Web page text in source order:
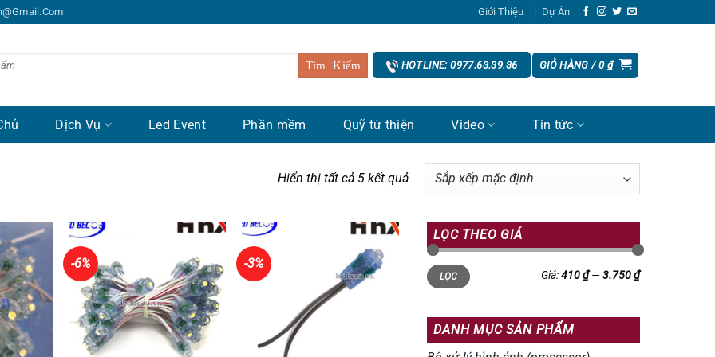
Giới Thiệu Dự Án
HOTLINE: 0977.63.39.36 GIỎ HÀNG /0 ₫
Dịch Vụ Led Event Phần mềm Quỹ từ thiện Video Tin tức
Hiển thị tất cả 5 kết quả
-6% -3%
LỌC THEO GIÁ
Giá
tối
thiểu
Giá
tối
đa
LỌC Giá:410 ₫— 3.750 ₫
DANH MỤC SẢN PHẨM